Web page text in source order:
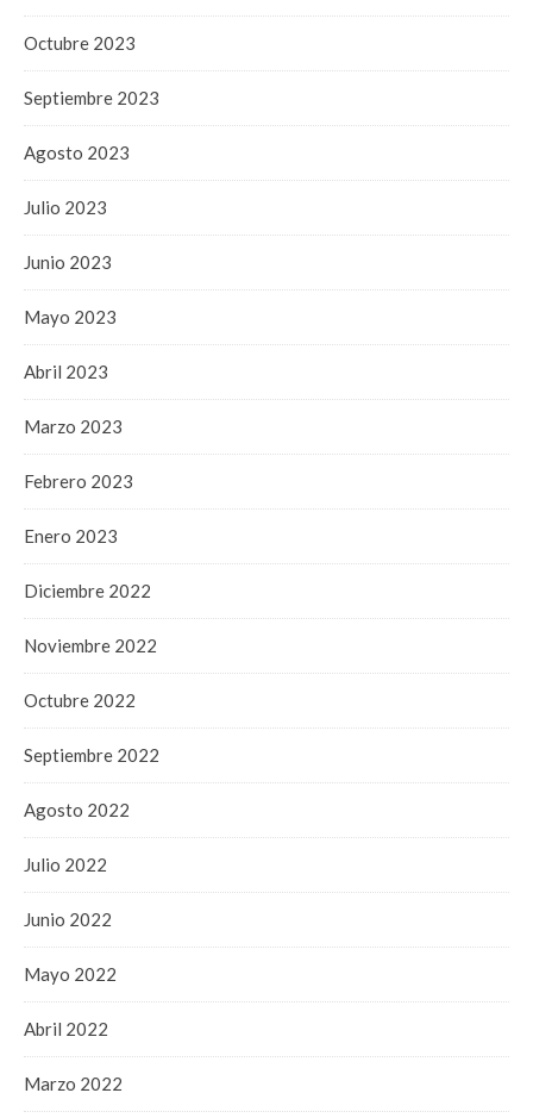
Octubre 2023
Septiembre 2023
Agosto 2023
Julio 2023
Junio 2023
Mayo 2023
Abril 2023
Marzo 2023
Febrero 2023
Enero 2023
Diciembre 2022
Noviembre 2022
Octubre 2022
Septiembre 2022
Agosto 2022
Julio 2022
Junio 2022
Mayo 2022
Abril 2022
Marzo 2022